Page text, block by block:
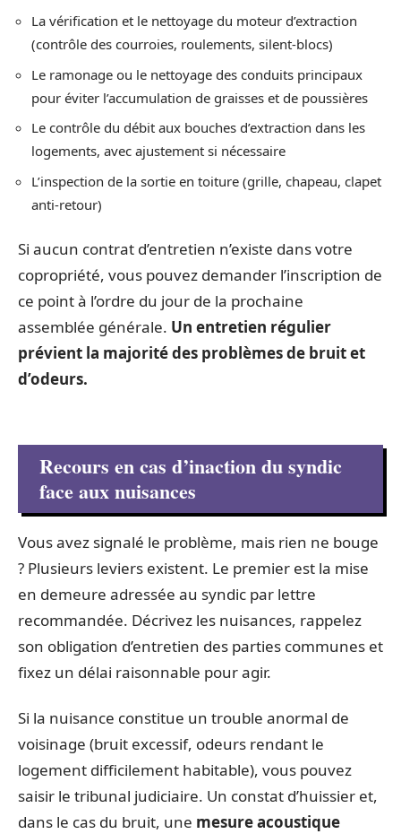
La vérification et le nettoyage du moteur d’extraction
(contrôle des courroies, roulements, silent-blocs)
Le ramonage ou le nettoyage des conduits principaux
pour éviter l’accumulation de graisses et de poussières
Le contrôle du débit aux bouches d’extraction dans les
logements, avec ajustement si nécessaire
L’inspection de la sortie en toiture (grille, chapeau, clapet
anti-retour)
Si aucun contrat d’entretien n’existe dans votre
copropriété, vous pouvez demander l’inscription de
ce point à l’ordre du jour de la prochaine
assemblée générale. Un entretien régulier
prévient la majorité des problèmes de bruit et
d’odeurs.
Recours en cas d’inaction du syndic
face aux nuisances
Vous avez signalé le problème, mais rien ne bouge
? Plusieurs leviers existent. Le premier est la mise
en demeure adressée au syndic par lettre
recommandée. Décrivez les nuisances, rappelez
son obligation d’entretien des parties communes et
fixez un délai raisonnable pour agir.
Si la nuisance constitue un trouble anormal de
voisinage (bruit excessif, odeurs rendant le
logement difficilement habitable), vous pouvez
saisir le tribunal judiciaire. Un constat d’huissier et,
dans le cas du bruit, une mesure acoustique